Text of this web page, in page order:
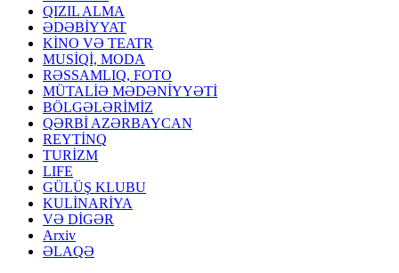
QIZIL ALMA
ƏDƏBİYYAT
KİNO VƏ TEATR
MUSİQİ, MODA
RƏSSAMLIQ, FOTO
MÜTALİƏ MƏDƏNİYYƏTİ
BÖLGƏLƏRİMİZ
QƏRBİ AZƏRBAYCAN
REYTİNQ
TURİZM
LIFE
GÜLÜŞ KLUBU
KULİNARİYA
VƏ DİGƏR
Arxiv
ƏLAQƏ